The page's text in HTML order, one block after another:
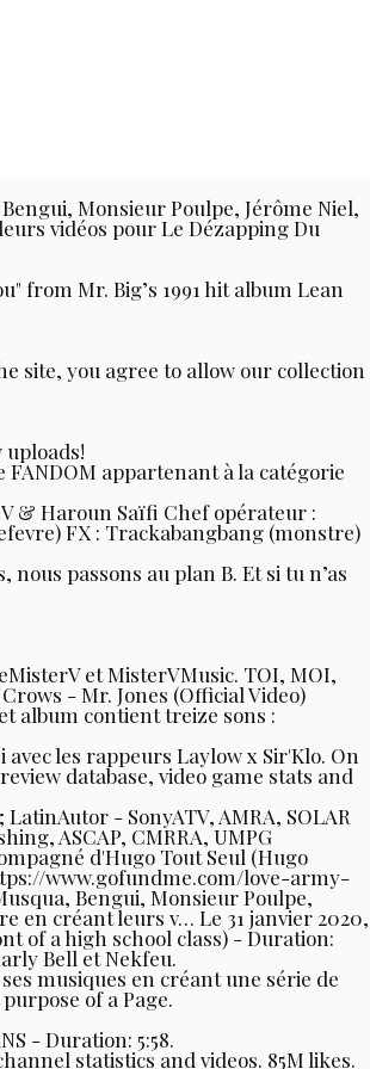
Monsieur Poulpe, Jérôme Niel,
vidéos pour Le Dézapping Du
from Mr. Big’s 1991 hit album Lean
site, you agree to allow our collection
appartenant à la catégorie
& Haroun Saïfi Chef opérateur :
FX : Trackabangbang (monstre)
passons au plan B. Et si tu n’as
et MisterVMusic. TOI, MOI,
- Mr. Jones (Official Video)
album contient treize sons :
les rappeurs Laylow x Sir'Klo. On
database, video game stats and
- SonyATV, AMRA, SOLAR
ASCAP, CMRRA, UMPG
d'Hugo Tout Seul (Hugo
www.gofundme.com/love-army-
Bengui, Monsieur Poulpe,
en créant leurs v… Le 31 janvier 2020,
of a high school class) - Duration:
Bell et Nekfeu.
musiques en créant une série de
of a Page.
- Duration: 5:58.
statistics and videos. 85M likes.